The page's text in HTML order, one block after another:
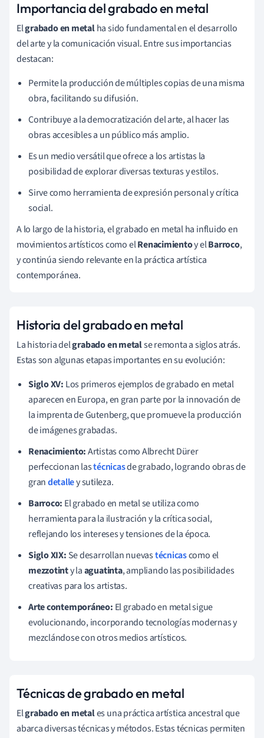
Importancia del grabado en metal
Elgrabado en metalha sido fundamental en el desarrollo
del arte y la comunicación visual. Entre sus importancias
destacan:
Permite la producción de múltiples copias de una misma
obra, facilitando su difusión.
Contribuye a la democratización del arte, al hacer las
obras accesibles a un público más amplio.
Es un medio versátil que ofrece a los artistas la
posibilidad de explorar diversas texturas y estilos.
Sirve como herramienta de expresión personal y crítica
social.
A lo largo de la historia, el grabado en metal ha influido en
movimientos artísticos como elRenacimientoy elBarroco,
y continúa siendo relevante en la práctica artística
contemporánea.
Historia del grabado en metal
La historia delgrabado en metalse remonta a siglos atrás.
Estas son algunas etapas importantes en su evolución:
Siglo XV: Los primeros ejemplos de grabado en metal
aparecen en Europa, en gran parte por la innovación de
la imprenta de Gutenberg, que promueve la producción
de imágenes grabadas.
Renacimiento:Artistas como Albrecht Dürer
perfeccionan lastécnicasde grabado, logrando obras de
grandetalley sutileza.
Barroco: El grabado en metal se utiliza como
herramienta para la ilustración y la crítica social,
reflejando los intereses y tensiones de la época.
Siglo XIX: Se desarrollan nuevastécnicascomo el
mezzotinty laaguatinta, ampliando las posibilidades
creativas para los artistas.
Arte contemporáneo: El grabado en metal sigue
evolucionando, incorporando tecnologías modernas y
mezclándose con otros medios artísticos.
Técnicas de grabado en metal
Elgrabado en metales una práctica artística ancestral que
abarca diversas técnicas y métodos. Estas técnicas permiten